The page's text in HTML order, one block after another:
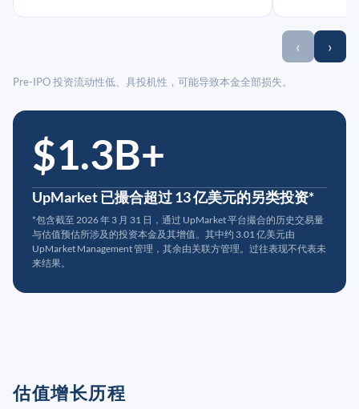
‹ ›
Pre-IPO 投资流动性低、具投机性，可能导致本金全部损失。
$1.3B+
UpMarket 已撮合超过 13 亿美元的另类投资*
*包含截至 2026 年 3 月 31 日，通过 UpMarket 平台撮合的历史交易量
与估值预估所涉及的投资本金及其增值。其中约 3.01 亿美元由
UpMarket Management 管理，其余由关联方管理。过往表现不代表未
来结果。
估值增长历程